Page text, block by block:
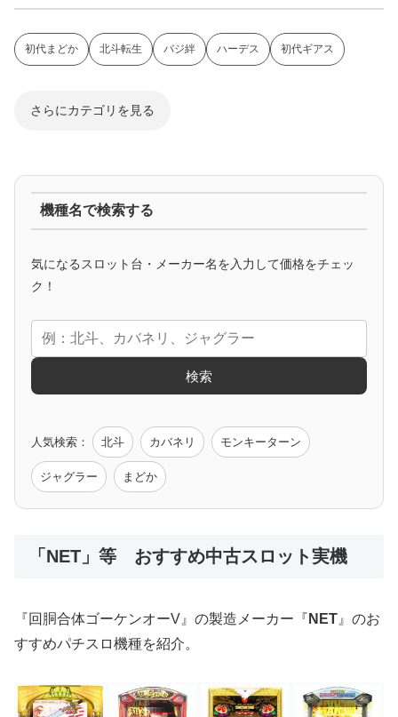
初代まどか 北斗転生 バジ絆 ハーデス 初代ギアス
さらにカテゴリを見る
アニメタイアップ
エヴァ コードギアス 化物語 炎炎ノ消防隊
モンハン バイオ ペルソナ
機種名で検索する
気になるスロット台・メーカー名を入力して価格をチェッ
ク！
検索
人気検索： 北斗 カバネリ モンキーターン
ジャグラー まどか
「NET」等 おすすめ中古スロット実機
『回胴合体ゴーケンオーV』の製造メーカー『 NET 』のお
すすめパチスロ機種を紹介。